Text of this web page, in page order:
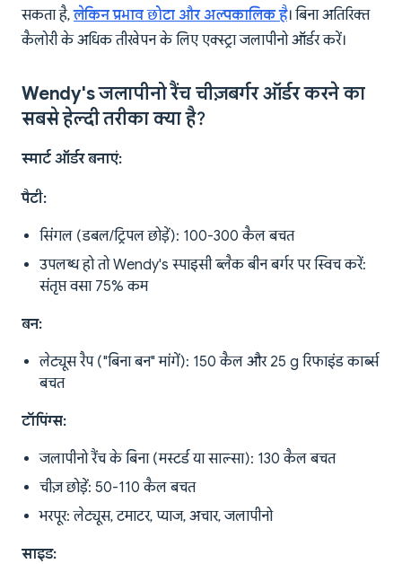
सकता है,लेकिन प्रभाव छोटा और अल्पकालिक है। बिना अतिरिक्त
कैलोरी के अधिक तीखेपन के लिए एक्स्ट्रा जलापीनो ऑर्डर करें।
Wendy's जलापीनो रैंच चीज़बर्गर ऑर्डर करने का
सबसे हेल्दी तरीका क्या है?
स्मार्ट ऑर्डर बनाएं:
पैटी:
सिंगल (डबल/ट्रिपल छोड़ें): 100-300 कैल बचत
उपलब्ध हो तो Wendy's स्पाइसी ब्लैक बीन बर्गर पर स्विच करें:
संतृप्त वसा 75% कम
बन:
लेट्यूस रैप ("बिना बन" मांगें): 150 कैल और 25 g रिफाइंड कार्ब्स
बचत
टॉपिंग्स:
जलापीनो रैंच के बिना (मस्टर्ड या साल्सा): 130 कैल बचत
चीज़ छोड़ें: 50-110 कैल बचत
भरपूर: लेट्यूस, टमाटर, प्याज, अचार, जलापीनो
साइड: